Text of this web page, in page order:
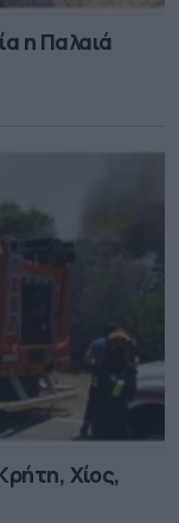
η Παλαιά
Χίος,